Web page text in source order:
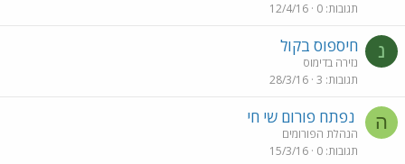
תגובות 0
12/4/16
נ חיספוס בקול
נזירה בדימוס
תגובות 3
28/3/16
ה נפתח פורום שי חי
הנהלת הפורומים
תגובות 0
15/3/16